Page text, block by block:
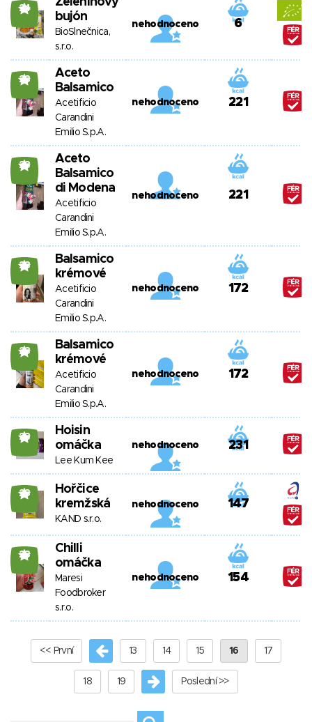
24
bujón
BioSlnečnica,
s.r.o.
nehodnoceno 6
23
Aceto
Balsamico
Acetificio
Carandini
Emilio S.p.A.
nehodnoceno 221
23
Aceto
Balsamico
di Modena
Acetificio
Carandini
Emilio S.p.A.
nehodnoceno 221
23
Balsamico
krémové
Acetificio
Carandini
Emilio S.p.A.
nehodnoceno 172
23
Balsamico
krémové
Acetificio
Carandini
Emilio S.p.A.
nehodnoceno 172
23
Hoisin
omáčka
Lee Kum Kee
nehodnoceno 231
23
Hořčice
kremžská
KAND s.r.o.
nehodnoceno 147
23
Chilli
omáčka
Maresi
Foodbroker
s.r.o.
nehodnoceno 154
<< První 13 14 15 16 17
18 19 Poslední >>